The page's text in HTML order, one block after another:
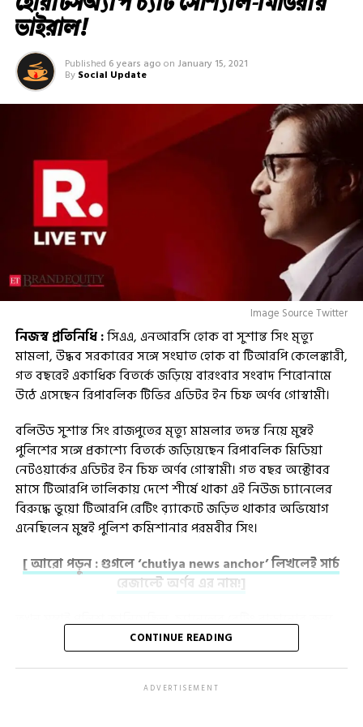
ভাইরাল!
Published 6 years ago on January 15, 2021
By Social Update
Image Source Twitter
নিজস্ব প্রতিনিধি :সিএএ, এনআরসি হোক বা সুশান্ত সিং মৃত্যু
মামলা, উদ্ধব সরকারের সঙ্গে সংঘাত হোক বা টিআরপি কেলেঙ্কারী,
গত বছরেই একাধিক বিতর্কে জড়িয়ে বারংবার সংবাদ শিরোনামে
উঠে এসেছেন রিপাবলিক টিভির এডিটর ইন চিফ অর্ণব গোস্বামী।
বলিউড সুশান্ত সিং রাজপুতের মৃত্যু মামলার তদন্ত নিয়ে মুম্বই
পুলিশের সঙ্গে প্রকাশ্যে বিতর্কে জড়িয়েছেন রিপাবলিক মিডিয়া
নেটওয়ার্কের এডিটর ইন চিফ অর্ণব গোস্বামী। গত বছর অক্টোবর
মাসে টিআরপি তালিকায় দেশে শীর্ষে থাকা এই নিউজ চ্যানেলের
বিরুদ্ধে ভুয়ো টিআরপি রেটিং ব়্যাকেটে জড়িত থাকার অভিযোগ
এনেছিলেন মুম্বই পুলিশ কমিশানার পরমবীর সিং।
[ আরো পড়ুন : গুগলে ‘chutiya news anchor’ লিখলেই সার্চ
রেজাল্টে অর্ণব এর নাম!]
তখন মুম্বাই পুলিশ জানিয়েছিল, চ্যানেলের রেটিং বাড়ানোর জন্য
অনৈতিকভাবে BARC-এর প্রাক্তন CEO পার্থ দাশগুপ্তকে লক্ষ লক্ষ
টাকা ঘুষ দিয়েছিলেন অর্ণব গোস্বামী। তাও আবার একবার নয়,
CONTINUE READING
ADVERTISEMENT